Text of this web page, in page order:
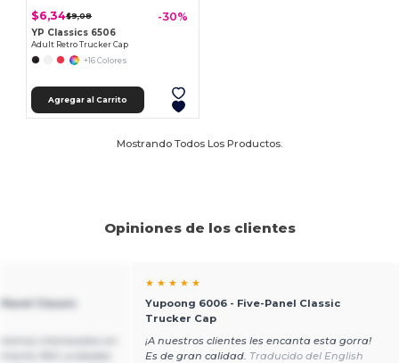
$6,34$9,08 -30%
YP Classics 6506
Adult Retro Trucker Cap
+16 Colores
Agregar al Carrito
Mostrando Todos Los Productos.
Opiniones de los clientes
Classic
★ ★ ★ ★ ★
Yupoong 6006 - Five-Panel Classic
Trucker Cap
¡A nuestros clientes les encanta esta gorra!
Es de gran calidad. Traducido del English